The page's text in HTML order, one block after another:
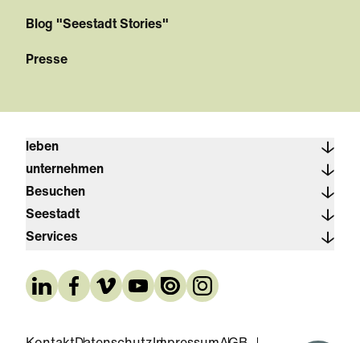
Blog "Seestadt Stories"
Presse
leben
unternehmen
Besuchen
Seestadt
Services